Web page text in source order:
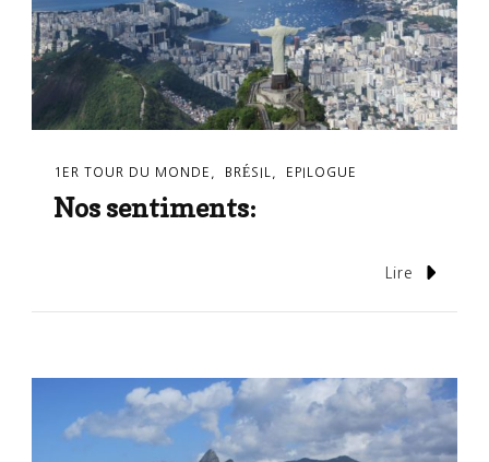
1ER TOUR DU MONDE BRÉSIL EPILOGUE
Nos sentiments:
Lire